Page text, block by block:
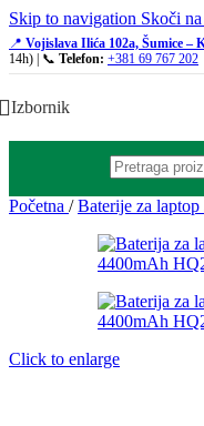
Skip to navigation Skoči
📍 Vojislava Ilića 102a, Šumice –
14h) | 📞 Telefon: +381 69 767 202
Izbornik
Početna / Baterije za laptop
Click to enlarge